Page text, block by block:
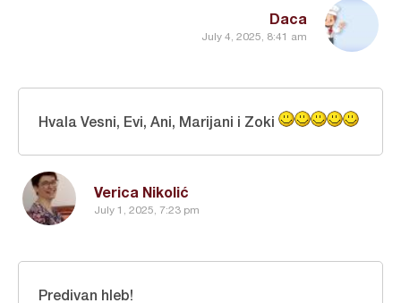
Daca
July 4, 2025, 8:41 am
Verica Nikolić
July 1, 2025, 7:23 pm
Hvala Vesni, Evi, Ani, Marijani i Zoki
Predivan hleb!